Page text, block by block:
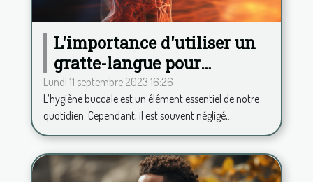
L'importance d'utiliser un
gratte-langue pour
maintenir une haleine
fraîche
Lundi 11 septembre 2023 16:26
L’hygiène buccale est un élément essentiel de notre
quotidien. Cependant, il est souvent négligé,...